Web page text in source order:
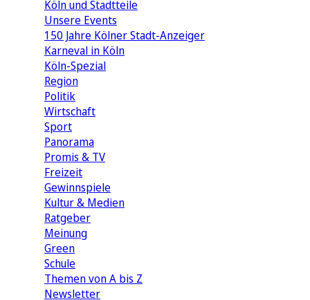
Köln und Stadtteile
Unsere Events
150 Jahre Kölner Stadt-Anzeiger
Karneval in Köln
Köln-Spezial
Region
Politik
Wirtschaft
Sport
Panorama
Promis & TV
Freizeit
Gewinnspiele
Kultur & Medien
Ratgeber
Meinung
Green
Schule
Themen von A bis Z
Newsletter